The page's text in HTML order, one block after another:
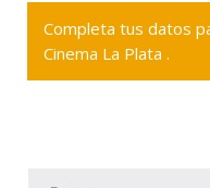
Completa tus datos
Cinema La Plata .